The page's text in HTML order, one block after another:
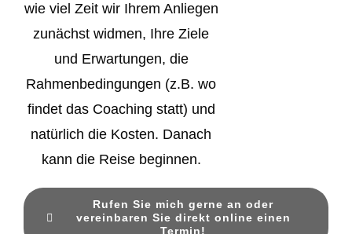
wie viel Zeit wir Ihrem Anliegen
zunächst widmen, Ihre Ziele
und Erwartungen, die
Rahmenbedingungen (z.B. wo
findet das Coaching statt) und
natürlich die Kosten. Danach
kann die Reise beginnen.
Rufen Sie mich gerne an oder
vereinbaren Sie direkt online einen
Termin!